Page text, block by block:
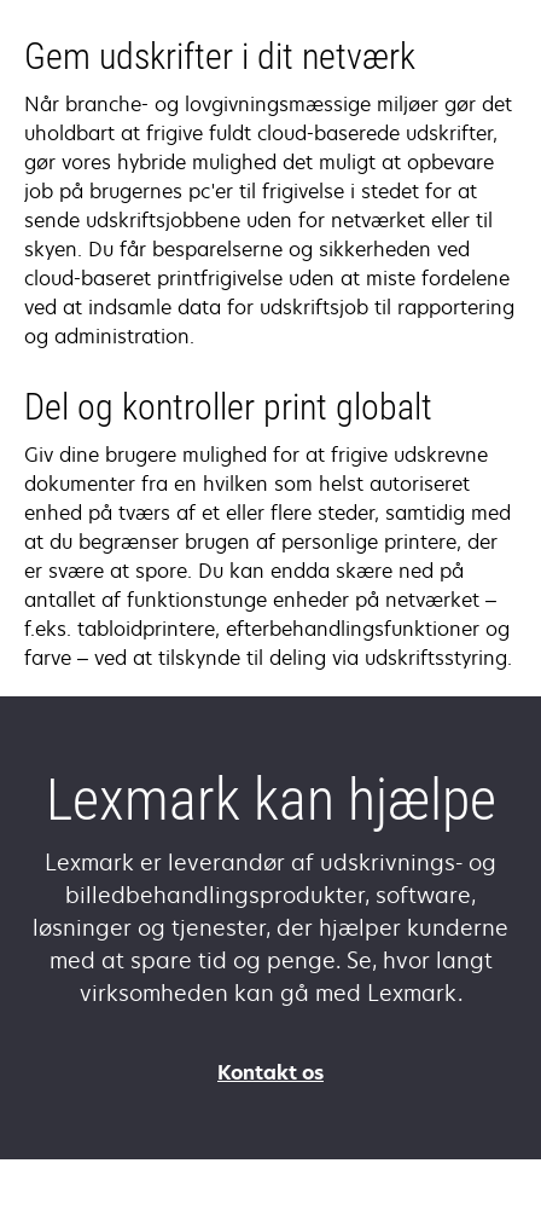
Gem udskrifter i dit netværk
Når branche- og lovgivningsmæssige miljøer gør det
uholdbart at frigive fuldt cloud-baserede udskrifter,
gør vores hybride mulighed det muligt at opbevare
job på brugernes pc'er til frigivelse i stedet for at
sende udskriftsjobbene uden for netværket eller til
skyen. Du får besparelserne og sikkerheden ved
cloud-baseret printfrigivelse uden at miste fordelene
ved at indsamle data for udskriftsjob til rapportering
og administration.
Del og kontroller print globalt
Giv dine brugere mulighed for at frigive udskrevne
dokumenter fra en hvilken som helst autoriseret
enhed på tværs af et eller flere steder, samtidig med
at du begrænser brugen af personlige printere, der
er svære at spore. Du kan endda skære ned på
antallet af funktionstunge enheder på netværket –
f.eks. tabloidprintere, efterbehandlingsfunktioner og
farve – ved at tilskynde til deling via udskriftsstyring.
Lexmark kan hjælpe
Lexmark er leverandør af udskrivnings- og
billedbehandlingsprodukter, software,
løsninger og tjenester, der hjælper kunderne
med at spare tid og penge. Se, hvor langt
virksomheden kan gå med Lexmark.
Kontakt os